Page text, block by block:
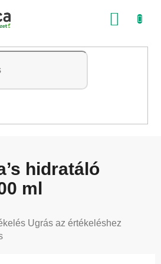
hidratáló
ml
Ugrás az értékeléshez